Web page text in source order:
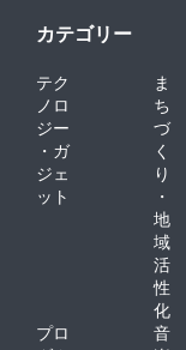
カテゴリー
テク
ノロ
ジー
・ガ
ジェ
ット
ま
ち
づ
く
り
・
地
域
活
性
化
プロ
音